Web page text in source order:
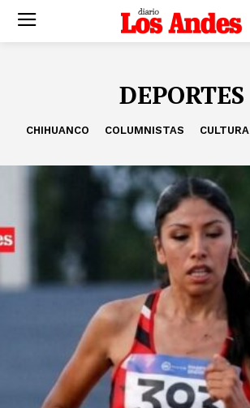
DEPORTES
CHIHUANCO COLUMNISTAS CULTURA